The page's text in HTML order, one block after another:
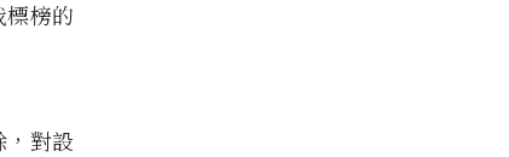
榜的
對設